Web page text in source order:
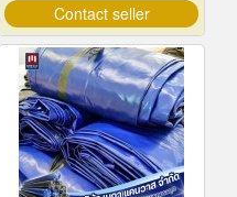
Contact seller